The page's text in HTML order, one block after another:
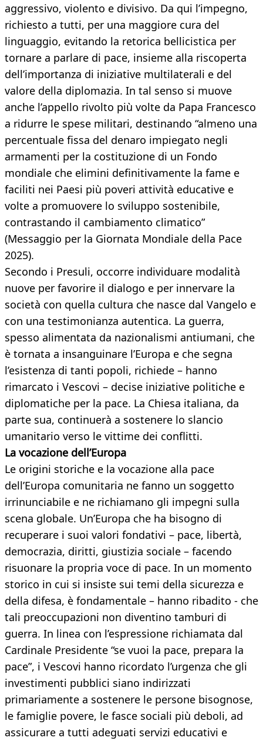
aggressivo, violento e divisivo. Da qui l’impegno,
richiesto a tutti, per una maggiore cura del
linguaggio, evitando la retorica bellicistica per
tornare a parlare di pace, insieme alla riscoperta
dell’importanza di iniziative multilaterali e del
valore della diplomazia. In tal senso si muove
anche l’appello rivolto più volte da Papa Francesco
a ridurre le spese militari, destinando “almeno una
percentuale fissa del denaro impiegato negli
armamenti per la costituzione di un Fondo
mondiale che elimini definitivamente la fame e
faciliti nei Paesi più poveri attività educative e
volte a promuovere lo sviluppo sostenibile,
contrastando il cambiamento climatico”
(Messaggio per la Giornata Mondiale della Pace
2025).
Secondo i Presuli, occorre individuare modalità
nuove per favorire il dialogo e per innervare la
società con quella cultura che nasce dal Vangelo e
con una testimonianza autentica. La guerra,
spesso alimentata da nazionalismi antiumani, che
è tornata a insanguinare l’Europa e che segna
l’esistenza di tanti popoli, richiede – hanno
rimarcato i Vescovi – decise iniziative politiche e
diplomatiche per la pace. La Chiesa italiana, da
parte sua, continuerà a sostenere lo slancio
umanitario verso le vittime dei conflitti.
La vocazione dell’Europa
Le origini storiche e la vocazione alla pace
dell’Europa comunitaria ne fanno un soggetto
irrinunciabile e ne richiamano gli impegni sulla
scena globale. Un’Europa che ha bisogno di
recuperare i suoi valori fondativi – pace, libertà,
democrazia, diritti, giustizia sociale – facendo
risuonare la propria voce di pace. In un momento
storico in cui si insiste sui temi della sicurezza e
della difesa, è fondamentale – hanno ribadito - che
tali preoccupazioni non diventino tamburi di
guerra. In linea con l’espressione richiamata dal
Cardinale Presidente “se vuoi la pace, prepara la
pace”, i Vescovi hanno ricordato l’urgenza che gli
investimenti pubblici siano indirizzati
primariamente a sostenere le persone bisognose,
le famiglie povere, le fasce sociali più deboli, ad
assicurare a tutti adeguati servizi educativi e